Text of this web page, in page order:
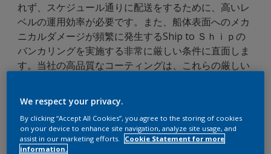
れず、スケジュール通りに配送をするために、高いレ
ベルの運用効率が必要です。また、船体表面へのメカ
ニカルダメージが頻繁に発生するShip to Ｓｈｉｐの
バンカリングを実施する非常に厳しい条件に直面しま
す。当社の高品質なコーティングは、これらの厳しい
ーティングは、世界中の燃料補給船での豊富な実績に
より、水線の上下部両方での汚損、腐食、摩耗に対応
いたします。
We respect your privacy.
By clicking “Accept All Cookies”, you agree to the storing of cookies
on your device to enhance site navigation, analyze site usage, and
assist in our marketing efforts.
Cookie Statement for more
information.